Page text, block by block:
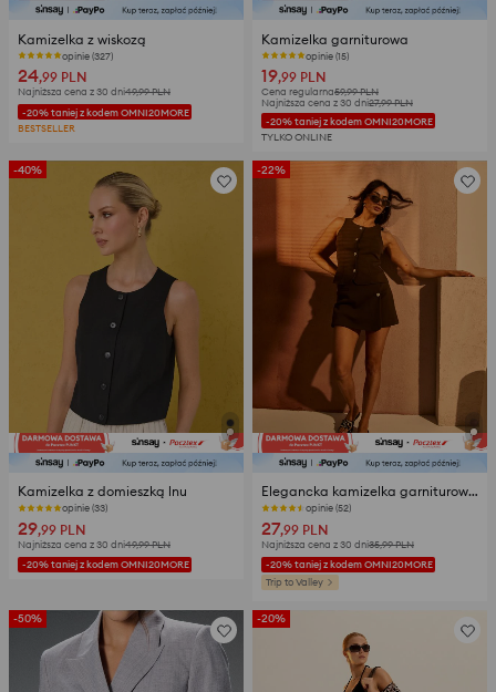
Kamizelka z wiskozą
opinie (327)
24,99 PLN
Najniższa cena z 30 dni49,99PLN
-20% taniej z kodem OMNI20MORE
BESTSELLER
Kamizelka garniturowa
opinie (15)
19,99 PLN
Cena regularna59,99PLN
Najniższa cena z 30 dni27,99PLN
-20% taniej z kodem OMNI20MORE
TYLKO ONLINE
-40%
Kamizelka z domieszką lnu
opinie (33)
29,99 PLN
Najniższa cena z 30 dni49,99PLN
-20% taniej z kodem OMNI20MORE
-22%
Elegancka kamizelka garniturowa z ozdobnymi guzikami
opinie (52)
27,99 PLN
Najniższa cena z 30 dni35,99PLN
-20% taniej z kodem OMNI20MORE
Trip to Valley
-50% -20%